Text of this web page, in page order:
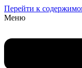
Перейти к
Меню